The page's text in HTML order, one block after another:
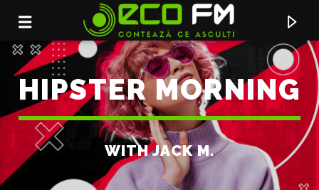
HIPSTER MORNING
WITH JACK M.